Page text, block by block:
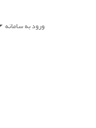
ورود به سامانه